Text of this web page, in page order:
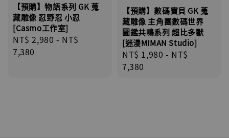
【預購】物語系列 GK 蒐
藏雕像 忍野忍 小忍
[Casmo工作室]
Regular
price
NT$ 2,980 - NT$
7,380
【預購】數碼寶貝 GK 蒐
藏雕像 主角團數碼世界
圖鑑共鳴系列 超比多獸
[迷漫MIMAN Studio]
Regular
price
NT$ 1,980 - NT$
7,380